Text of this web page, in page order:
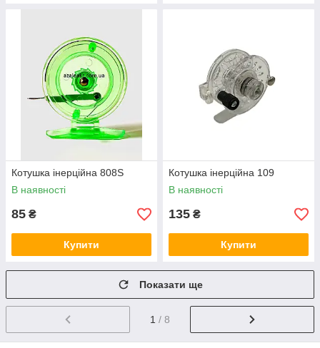
Котушка інерційна 808S
В наявності
85 ₴
Купити
Котушка інерційна 109
В наявності
135 ₴
Купити
Показати ще
1 / 8